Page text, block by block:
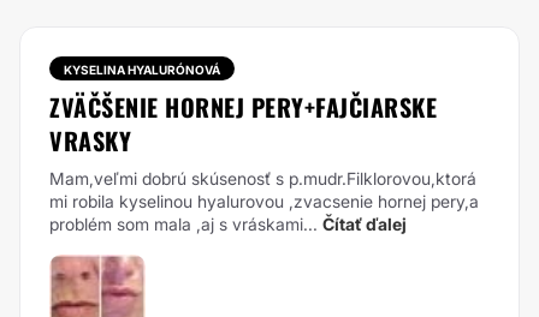
KYSELINA HYALURÓNOVÁ
ZVÄČŠENIE HORNEJ PERY+FAJČIARSKE
VRASKY
Mam,veľmi dobrú skúsenosť s p.mudr.Filklorovou,ktorá
mi robila kyselinou hyalurovou ,zvacsenie hornej pery,a
problém som mala ,aj s vráskami... Čítať ďalej